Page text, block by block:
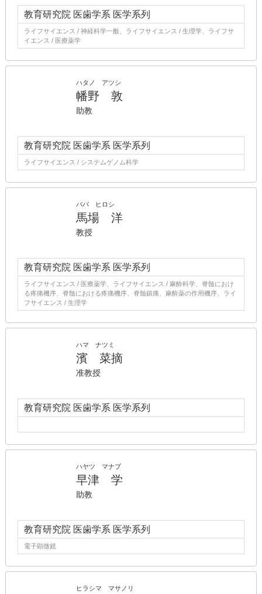
教育研究院 医歯学系 医学系列
ライフサイエンス / 神経科学一般、ライフサイエンス / 生理学、ライフサ
イエンス / 医療薬学
ハタノ アツシ
幡野 敦
助教
教育研究院 医歯学系 医学系列
ライフサイエンス / システムゲノム科学
ババ ヒロシ
馬場 洋
教授
教育研究院 医歯学系 医学系列
ライフサイエンス / 医療薬学、ライフサイエンス / 麻酔科学、脊髄におけ
る疼痛機序、脊髄における疼痛機序、脊髄鎮痛、麻酔薬の作用機序、ライ
フサイエンス / 生理学
ハマ ナツミ
濱 菜摘
准教授
教育研究院 医歯学系 医学系列
ハヤツ マナブ
早津 学
助教
教育研究院 医歯学系 医学系列
電子顕微鏡
ヒラシマ マサノリ